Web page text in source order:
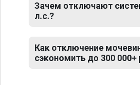
Зачем отключают
л.с.?
Как отключение
сэкономить до 300 000+